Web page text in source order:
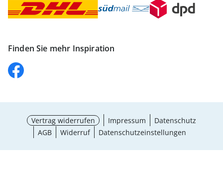
Finden Sie mehr Inspiration
Vertrag widerrufen Impressum
Datenschutz
AGB
Widerruf Datenschutzeinstellungen